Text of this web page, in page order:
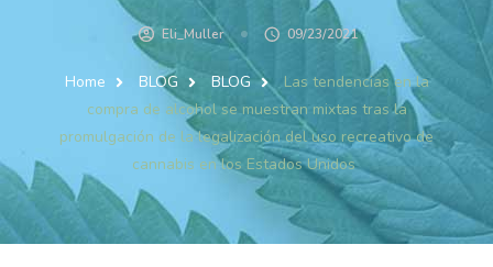
Eli_Muller 09/23/2021
Home BLOG BLOG
Las tendencias en la
compra de alcohol se muestran mixtas tras la
promulgación de la legalización del uso recreativo de
cannabis en los Estados Unidos